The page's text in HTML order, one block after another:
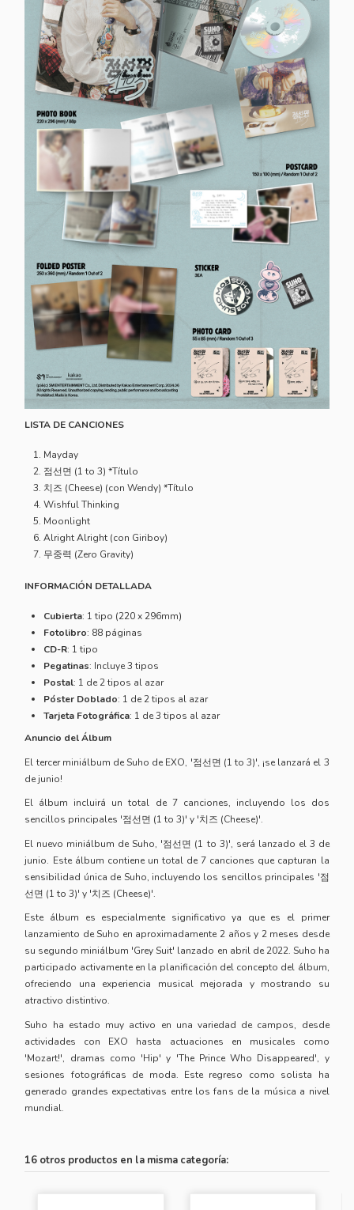
LISTA DE CANCIONES
Mayday
점선면 (1 to 3) *Título
치즈 (Cheese) (con Wendy) *Título
Wishful Thinking
Moonlight
Alright Alright (con Giriboy)
무중력 (Zero Gravity)
INFORMACIÓN DETALLADA
Cubierta: 1 tipo (220 x 296mm)
Fotolibro: 88 páginas
CD-R: 1 tipo
Pegatinas: Incluye 3 tipos
Postal: 1 de 2 tipos al azar
Póster Doblado: 1 de 2 tipos al azar
Tarjeta Fotográfica: 1 de 3 tipos al azar
Anuncio del Álbum
El tercer miniálbum de Suho de EXO, '점선면 (1 to 3)', ¡se lanzará el 3
de junio!
El álbum incluirá un total de 7 canciones, incluyendo los dos
sencillos principales '점선면 (1 to 3)' y '치즈 (Cheese)'.
El nuevo miniálbum de Suho, '점선면 (1 to 3)', será lanzado el 3 de
junio. Este álbum contiene un total de 7 canciones que capturan la
sensibilidad única de Suho, incluyendo los sencillos principales '점
선면 (1 to 3)' y '치즈 (Cheese)'.
Este álbum es especialmente significativo ya que es el primer
lanzamiento de Suho en aproximadamente 2 años y 2 meses desde
su segundo miniálbum 'Grey Suit' lanzado en abril de 2022. Suho ha
participado activamente en la planificación del concepto del álbum,
ofreciendo una experiencia musical mejorada y mostrando su
atractivo distintivo.
Suho ha estado muy activo en una variedad de campos, desde
actividades con EXO hasta actuaciones en musicales como
'Mozart!', dramas como 'Hip' y 'The Prince Who Disappeared', y
sesiones fotográficas de moda. Este regreso como solista ha
generado grandes expectativas entre los fans de la música a nivel
mundial.
16 otros productos en la misma categoría: